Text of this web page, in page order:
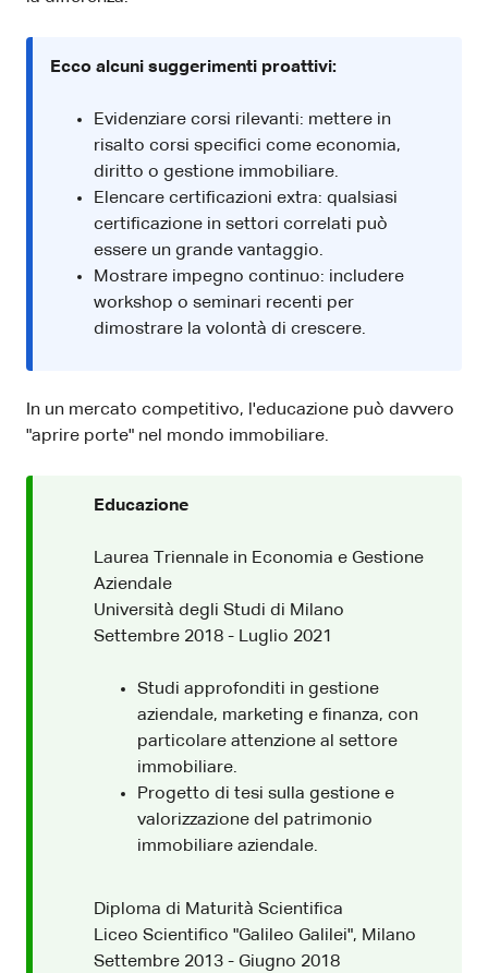
Ecco alcuni suggerimenti proattivi:
Evidenziare corsi rilevanti: mettere in
risalto corsi specifici come economia,
diritto o gestione immobiliare.
Elencare certificazioni extra: qualsiasi
certificazione in settori correlati può
essere un grande vantaggio.
Mostrare impegno continuo: includere
workshop o seminari recenti per
dimostrare la volontà di crescere.
In un mercato competitivo, l'educazione può davvero
"aprire porte" nel mondo immobiliare.
Educazione
Laurea Triennale in Economia e Gestione
Aziendale
Università degli Studi di Milano
Settembre 2018 - Luglio 2021
Studi approfonditi in gestione
aziendale, marketing e finanza, con
particolare attenzione al settore
immobiliare.
Progetto di tesi sulla gestione e
valorizzazione del patrimonio
immobiliare aziendale.
Diploma di Maturità Scientifica
Liceo Scientifico "Galileo Galilei", Milano
Settembre 2013 - Giugno 2018